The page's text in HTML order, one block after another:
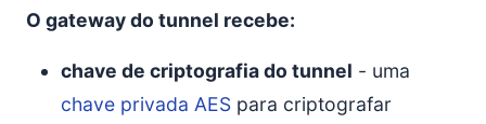
O gateway do tunnel recebe:
chave de criptografia do tunnel - uma
chave privada AES para criptografar